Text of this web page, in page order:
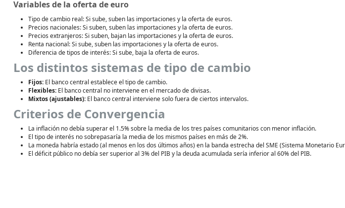
Variables de la oferta de euro
Tipo de cambio real: Si sube, suben las importaciones y la oferta de euros.
Precios nacionales: Si suben, suben las importaciones y la oferta de euros.
Precios extranjeros: Si suben, bajan las importaciones y la oferta de euros.
Renta nacional: Si sube, suben las importaciones y la oferta de euros.
Diferencia de tipos de interés: Si sube, baja la oferta de euros.
Los distintos sistemas de tipo de cambio
Fijos: El banco central establece el tipo de cambio.
Flexibles: El banco central no interviene en el mercado de divisas.
Mixtos (ajustables): El banco central interviene solo fuera de ciertos intervalos.
Criterios de Convergencia
La inflación no debía superar el 1.5% sobre la media de los tres países comunitarios con menor inflación.
El tipo de interés no sobrepasaría la media de los mismos países en más de 2%.
La moneda habría estado (al menos en los dos últimos años) en la banda estrecha del SME (Sistema Monetario
El déficit público no debía ser superior al 3% del PIB y la deuda acumulada sería inferior al 60% del PIB.